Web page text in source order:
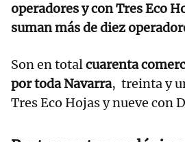
operadores y con Tres Eco
suman más de diez
Son en totalcuarenta
por toda Navarra, treinta y
Tres Eco Hojas y nueve con